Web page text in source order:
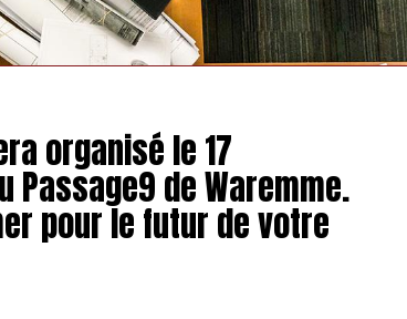
organisé le 17
de Waremme.
pour le futur de votre